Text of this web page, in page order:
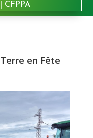
CFPPA
en Fête